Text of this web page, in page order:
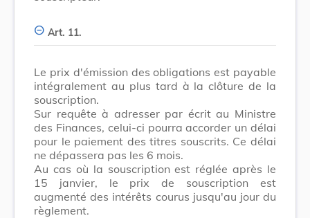
Art. 11.
Le prix d'émission des obligations est payable
intégralement au plus tard à la clôture de la
souscription.
Sur requête à adresser par écrit au Ministre
des Finances, celui-ci pourra accorder un délai
pour le paiement des titres souscrits. Ce délai
ne dépassera pas les 6 mois.
Au cas où la souscription est réglée après le
15 janvier, le prix de souscription est
augmenté des intérêts courus jusqu'au jour du
règlement.